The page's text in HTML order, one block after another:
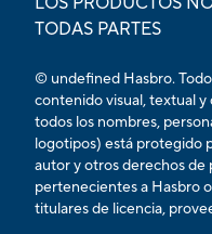
TODAS PARTES
© undefined Hasbro.
contenido visual, textual
todos los nombres,
logotipos) está protegido
autor y otros derechos
pertenecientes a Hasbro
titulares de licencia,